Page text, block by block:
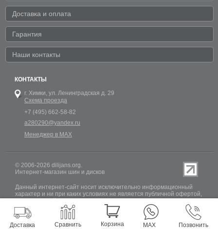
Доставка и оплата
Гарантия
Наши контакты
КОНТАКТЫ
г. Химки, ул. Ленинградская д. 29
Схема проезда
+7 (495) 662-58-82
a280290@yandex.ru
Менеджер в MAX
© 2006-2026 dilijans.org.
Интернет-магазин шин и дисков
Данный интернет-сайт носит исключительно информационный
характер и ни при каких условиях не является публичной офертой,
определяемой положениями Статьи 437 (2) Гражданского кодекса
РФ. Обновление информации о наличии шин и дисков на сайте
Dilijans.org производится 24 часа в сутки, но не включает в себя
информацию о резервах.
Доставка Сравнить Корзина MAX Позвонить